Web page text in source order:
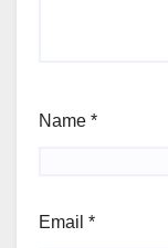
Name *
Email *